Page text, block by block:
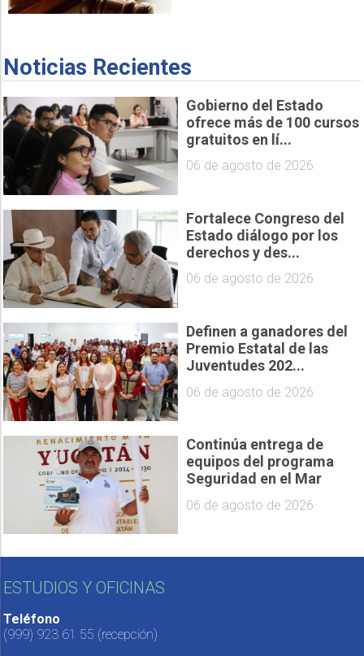
Noticias Recientes
Gobierno del Estado
ofrece más de 100 cursos
gratuitos en lí...
06 de agosto de 2026
Fortalece Congreso del
Estado diálogo por los
derechos y des...
06 de agosto de 2026
Definen a ganadores del
Premio Estatal de las
Juventudes 202...
06 de agosto de 2026
Continúa entrega de
equipos del programa
Seguridad en el Mar
06 de agosto de 2026
ESTUDIOS Y OFICINAS
Teléfono
(999) 923 61 55 (recepción)